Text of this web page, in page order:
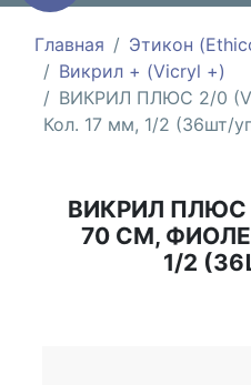
Главная
Этикон
Викрил + (Vicryl +)
ВИКРИЛ ПЛЮС 2/0
Кол. 17 мм, 1/2 (36шт/
ВИКРИЛ ПЛЮС
70 СМ,
1/2